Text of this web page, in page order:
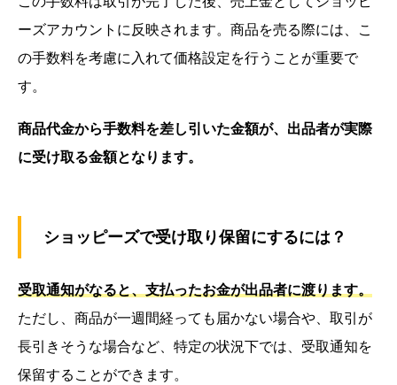
ーズアカウントに反映されます。商品を売る際には、こ
の手数料を考慮に入れて価格設定を行うことが重要で
す。
商品代金から手数料を差し引いた金額が、出品者が実際
に受け取る金額となります。
ショッピーズで受け取り保留にするには？
受取通知がなると、支払ったお金が出品者に渡ります。
ただし、商品が一週間経っても届かない場合や、取引が
長引きそうな場合など、特定の状況下では、受取通知を
保留することができます。